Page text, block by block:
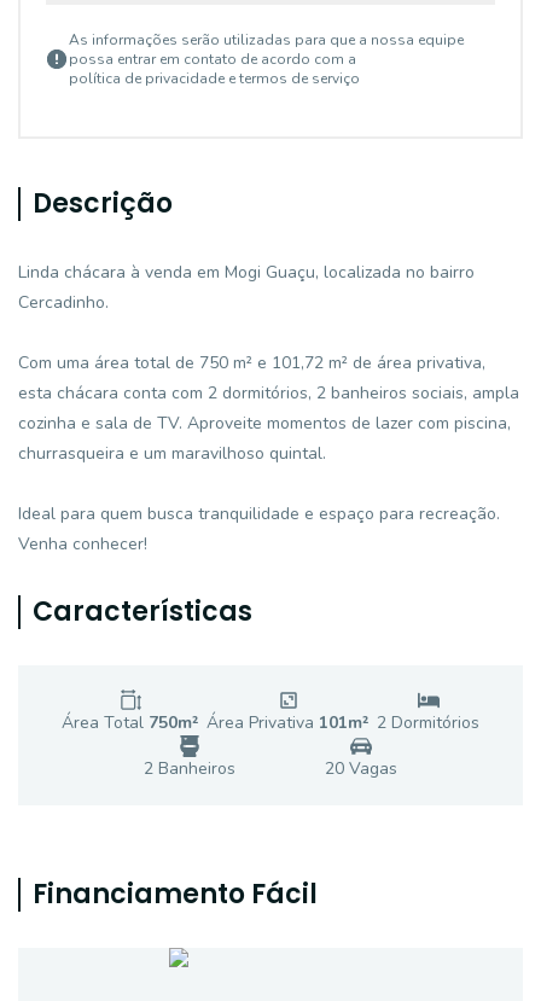
As informações serão utilizadas para que a nossa equipe
possa entrar em contato de acordo com a
política de privacidade e termos de serviço
Descrição
Linda chácara à venda em Mogi Guaçu, localizada no bairro
Cercadinho.
Com uma área total de 750 m² e 101,72 m² de área privativa,
esta chácara conta com 2 dormitórios, 2 banheiros sociais, ampla
cozinha e sala de TV. Aproveite momentos de lazer com piscina,
churrasqueira e um maravilhoso quintal.
Ideal para quem busca tranquilidade e espaço para recreação.
Venha conhecer!
Características
Área Total 750m² Área Privativa 101m² 2 Dormitórios
2 Banheiros 20 Vagas
Financiamento Fácil